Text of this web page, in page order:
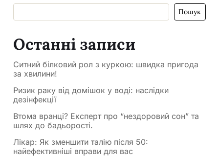
Пошук
Останні записи
Ситний білковий рол з куркою: швидка пригода
за хвилини!
Ризик раку від домішок у воді: наслідки
дезінфекції
Втома вранці? Експерт про “нездоровий сон” та
шлях до бадьорості.
Лікар: Як зменшити талію після 50:
найефективніші вправи для вас